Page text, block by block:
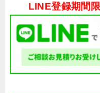
LINE登録期間